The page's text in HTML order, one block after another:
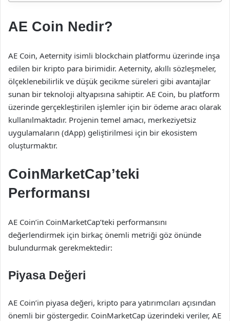
AE Coin Nedir?
AE Coin, Aeternity isimli blockchain platformu üzerinde inşa
edilen bir kripto para birimidir. Aeternity, akıllı sözleşmeler,
ölçeklenebilirlik ve düşük gecikme süreleri gibi avantajlar
sunan bir teknoloji altyapısına sahiptir. AE Coin, bu platform
üzerinde gerçekleştirilen işlemler için bir ödeme aracı olarak
kullanılmaktadır. Projenin temel amacı, merkeziyetsiz
uygulamaların (dApp) geliştirilmesi için bir ekosistem
oluşturmaktır.
CoinMarketCap’teki
Performansı
AE Coin’in CoinMarketCap’teki performansını
değerlendirmek için birkaç önemli metriği göz önünde
bulundurmak gerekmektedir:
Piyasa Değeri
AE Coin’in piyasa değeri, kripto para yatırımcıları açısından
önemli bir göstergedir. CoinMarketCap üzerindeki veriler, AE